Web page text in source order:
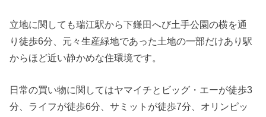
立地に関しても瑞江駅から下鎌田へび土手公園の横を通
り徒歩6分、元々生産緑地であった土地の一部だけあり駅
からほど近い静かめな住環境です。
日常の買い物に関してはヤマイチとビッグ・エーが徒歩3
分、ライフが徒歩6分、サミットが徒歩7分、オリンピッ